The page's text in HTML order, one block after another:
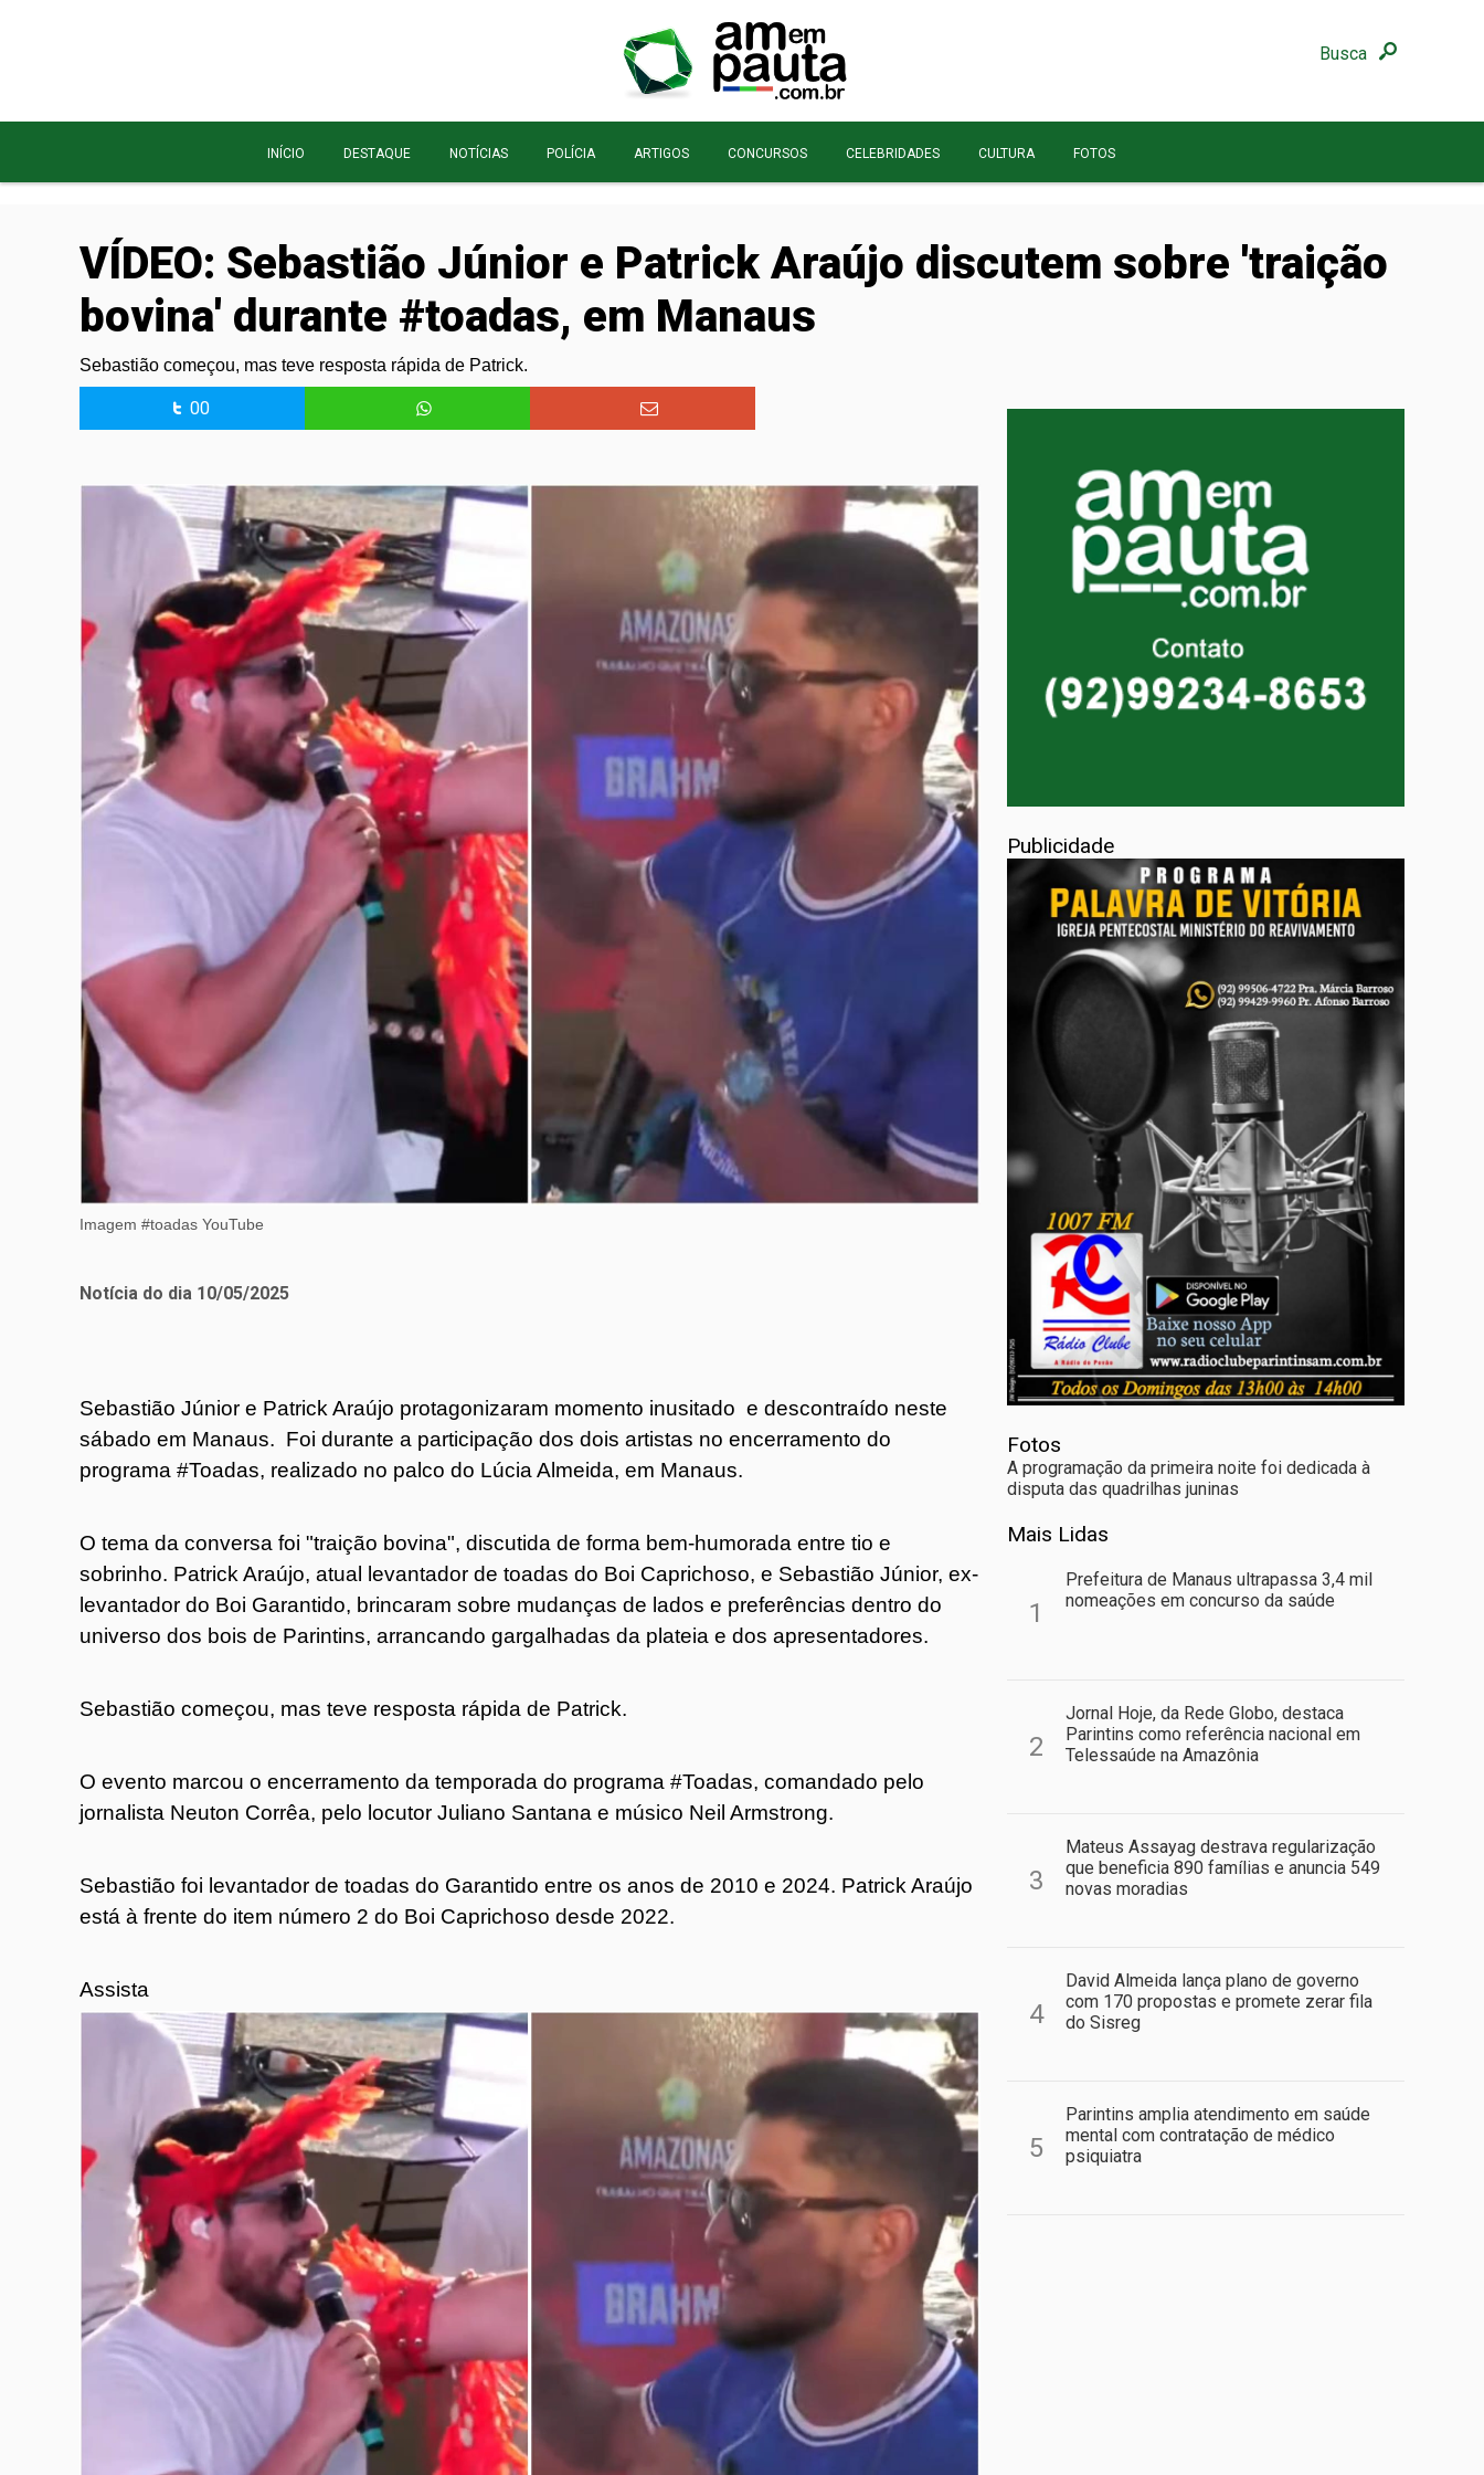
Busca
INÍCIO DESTAQUE NOTÍCIAS POLÍCIA ARTIGOS CONCURSOS CELEBRIDADES CULTURA FOTOS
VÍDEO: Sebastião Júnior e Patrick Araújo discutem sobre 'traição
bovina' durante #toadas, em Manaus
Sebastião começou, mas teve resposta rápida de Patrick.
00
Imagem #toadas YouTube
Notícia do dia 10/05/2025
Sebastião Júnior e Patrick Araújo protagonizaram momento inusitado e descontraído neste
sábado em Manaus. Foi durante a participação dos dois artistas no encerramento do
programa #Toadas, realizado no palco do Lúcia Almeida, em Manaus.
O tema da conversa foi "traição bovina", discutida de forma bem-humorada entre tio e
sobrinho. Patrick Araújo, atual levantador de toadas do Boi Caprichoso, e Sebastião Júnior, ex-
levantador do Boi Garantido, brincaram sobre mudanças de lados e preferências dentro do
universo dos bois de Parintins, arrancando gargalhadas da plateia e dos apresentadores.
Sebastião começou, mas teve resposta rápida de Patrick.
O evento marcou o encerramento da temporada do programa #Toadas, comandado pelo
jornalista Neuton Corrêa, pelo locutor Juliano Santana e músico Neil Armstrong.
Sebastião foi levantador de toadas do Garantido entre os anos de 2010 e 2024. Patrick Araújo
está à frente do item número 2 do Boi Caprichoso desde 2022.
Assista
Publicidade
Fotos
A programação da primeira noite foi dedicada à
disputa das quadrilhas juninas
Mais Lidas
1
Prefeitura de Manaus ultrapassa 3,4 mil
nomeações em concurso da saúde
2
Jornal Hoje, da Rede Globo, destaca
Parintins como referência nacional em
Telessaúde na Amazônia
3
Mateus Assayag destrava regularização
que beneficia 890 famílias e anuncia 549
novas moradias
4
David Almeida lança plano de governo
com 170 propostas e promete zerar fila
do Sisreg
5
Parintins amplia atendimento em saúde
mental com contratação de médico
psiquiatra